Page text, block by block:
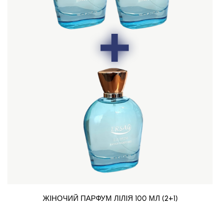
ЖІНОЧИЙ ПАРФУМ ЛІЛІЯ 100 МЛ (2+1)